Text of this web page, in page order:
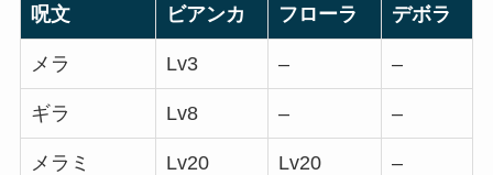
呪文 ビアンカ フローラ デボラ
メラ Lv3 – –
ギラ Lv8 – –
メラミ Lv20 Lv20 –